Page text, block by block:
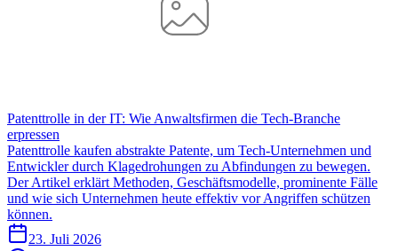
Patenttrolle in der IT: Wie Anwaltsfirmen die Tech-Branche
erpressen
Patenttrolle kaufen abstrakte Patente, um Tech-Unternehmen und
Entwickler durch Klagedrohungen zu Abfindungen zu bewegen.
Der Artikel erklärt Methoden, Geschäftsmodelle, prominente Fälle
und wie sich Unternehmen heute effektiv vor Angriffen schützen
können.
23. Juli 2026